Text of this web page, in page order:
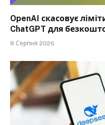
OpenAI скасовує
ChatGPT для
8 Серпня 2026